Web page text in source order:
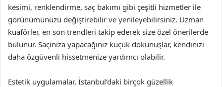
kesimi, renklendirme, saç bakımı gibi çeşitli hizmetler ile
görünümünüzü değiştirebilir ve yenileyebilirsiniz. Uzman
kuaförler, en son trendleri takip ederek size özel önerilerde
bulunur. Saçınıza yapacağınız küçük dokunuşlar, kendinizi
daha özgüvenli hissetmenize yardımcı olabilir.
Estetik uygulamalar, İstanbul’daki birçok güzellik